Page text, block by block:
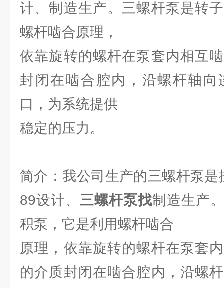
计、制造生产。三螺杆泵是转
螺杆啮合原理，
依靠旋转的螺杆在泵套内相互
封闭在啮合腔内，沿螺杆轴向
口，为系统提供
稳定的压力。
简介：我公司生产的三螺杆泵
89设计、 三螺杆泵找制造生产
积泵，它是利用螺杆啮合
原理，依靠旋转的螺杆在泵套
的介质封闭在啮合腔内，沿螺